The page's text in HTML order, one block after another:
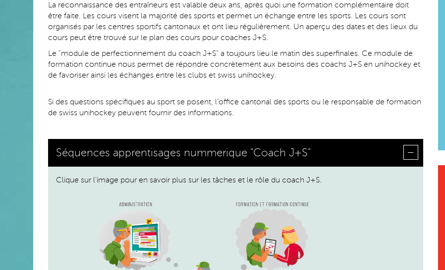
La reconnaissance des entraîneurs est valable deux ans, après quoi une formation complémentaire doit
être faite. Les cours visent la majorité des sports et permet un échange entre les sports. Les cours sont
organisés par les centres sportifs cantonaux et ont lieu régulièrement. Un aperçu des dates et des lieux du
cours peut être trouvé sur le plan des cours pour coaches J+S.
Le "module de perfectionnement du coach J+S" a toujours lieu le matin des superfinales. Ce module de
formation continue nous permet de répondre concrètement aux besoins des coachs J+S en unihockey et
de favoriser ainsi les échanges entre les clubs et swiss unihockey.
Si des questions spécifiques au sport se posent, l’office cantonal des sports ou le responsable de formation
de swiss unihockey peuvent fournir des informations.
Séquences apprentisages nummerique "Coach J+S"
Clique sur l'image pour en savoir plus sur les tâches et le rôle du coach J+S.